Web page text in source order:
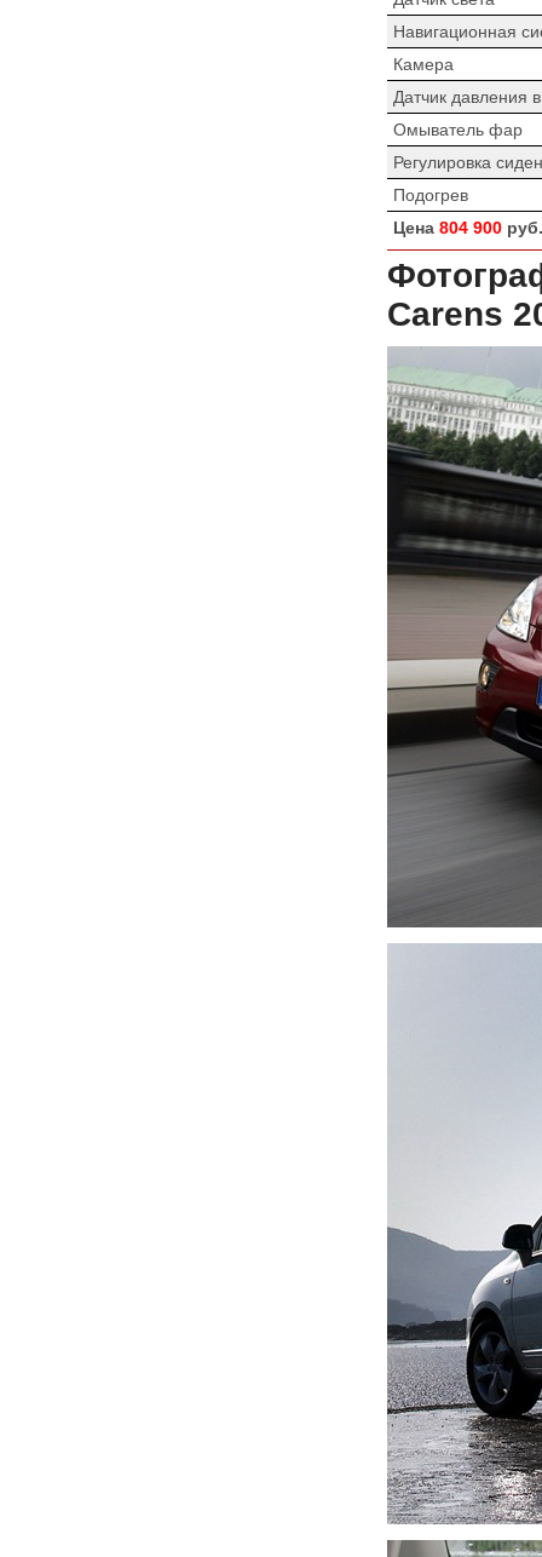
Навигационная
Камера
Датчик давления
Омыватель фар
Регулировка
Подогрев
Цена 804 900руб.
Carens